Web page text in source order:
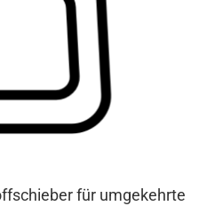
für umgekehrte